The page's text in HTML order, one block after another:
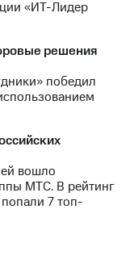
«ИТ-Лидер
решения
победил
вошло
МТС. В рейтинг
7 топ-